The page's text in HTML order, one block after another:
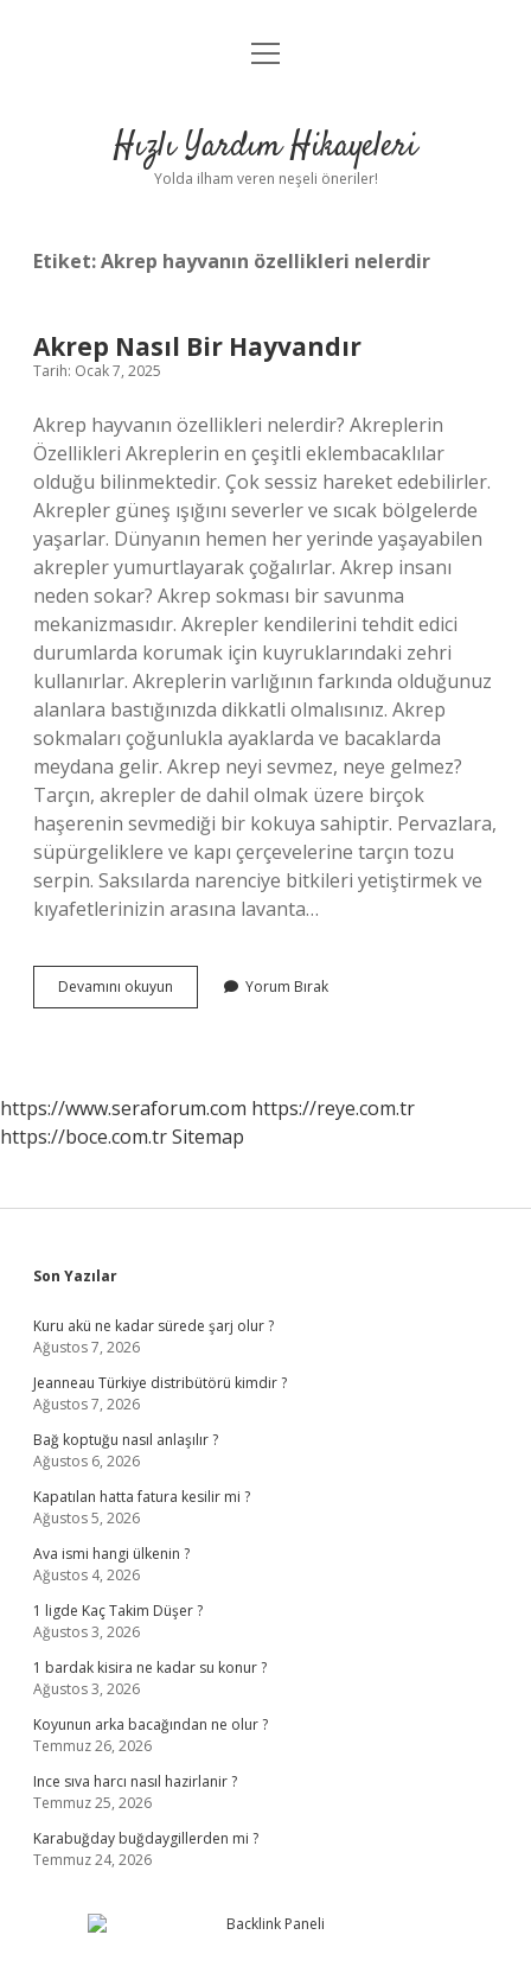
Anasayfa
Yasal Uyarı
menüyü
Hızlı Yardım Hikayeleri
Yolda ilham veren neşeli öneriler!
Etiket:Akrep hayvanın özellikleri nelerdir
Akrep Nasıl Bir Hayvandır
Tarih: Ocak 7, 2025
Akrep hayvanın özellikleri nelerdir? Akreplerin
Özellikleri Akreplerin en çeşitli eklembacaklılar
olduğu bilinmektedir. Çok sessiz hareket edebilirler.
Akrepler güneş ışığını severler ve sıcak bölgelerde
yaşarlar. Dünyanın hemen her yerinde yaşayabilen
akrepler yumurtlayarak çoğalırlar. Akrep insanı
neden sokar? Akrep sokması bir savunma
mekanizmasıdır. Akrepler kendilerini tehdit edici
durumlarda korumak için kuyruklarındaki zehri
kullanırlar. Akreplerin varlığının farkında olduğunuz
alanlara bastığınızda dikkatli olmalısınız. Akrep
sokmaları çoğunlukla ayaklarda ve bacaklarda
meydana gelir. Akrep neyi sevmez, neye gelmez?
Tarçın, akrepler de dahil olmak üzere birçok
haşerenin sevmediği bir kokuya sahiptir. Pervazlara,
süpürgeliklere ve kapı çerçevelerine tarçın tozu
serpin. Saksılarda narenciye bitkileri yetiştirmek ve
kıyafetlerinizin arasına lavanta…
Devamını okuyun
Nasıl
Yorum Bırak
https://www.seraforum.com https://reye.com.tr
https://boce.com.trSitemap
Sidebar
Son Yazılar
Kuru akü ne kadar sürede şarj olur ?
Ağustos 7, 2026
Jeanneau Türkiye distribütörü kimdir ?
Ağustos 7, 2026
Bağ koptuğu nasıl anlaşılır ?
Ağustos 6, 2026
Kapatılan hatta fatura kesilir mi ?
Ağustos 5, 2026
Ava ismi hangi ülkenin ?
Ağustos 4, 2026
1 ligde Kaç Takim Düşer ?
Ağustos 3, 2026
1 bardak kisira ne kadar su konur ?
Ağustos 3, 2026
Koyunun arka bacağından ne olur ?
Temmuz 26, 2026
Ince sıva harcı nasıl hazirlanir ?
Temmuz 25, 2026
Karabuğday buğdaygillerden mi ?
Temmuz 24, 2026